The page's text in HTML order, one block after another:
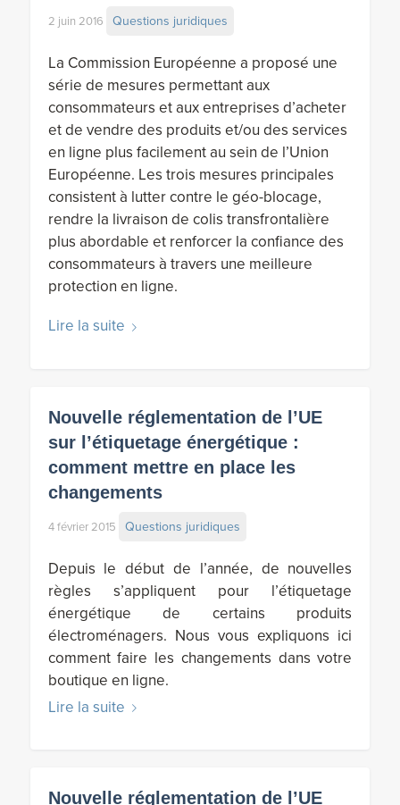
2 juin 2016 Questions juridiques
La Commission Européenne a proposé une
série de mesures permettant aux
consommateurs et aux entreprises d’acheter
et de vendre des produits et/ou des services
en ligne plus facilement au sein de l’Union
Européenne. Les trois mesures principales
consistent à lutter contre le géo-blocage,
rendre la livraison de colis transfrontalière
plus abordable et renforcer la confiance des
consommateurs à travers une meilleure
protection en ligne.
Lire la suite
Nouvelle réglementation de l’UE
sur l’étiquetage énergétique :
comment mettre en place les
changements
4 février 2015 Questions juridiques
Depuis le début de l’année, de nouvelles
règles s’appliquent pour l’étiquetage
énergétique de certains produits
électroménagers. Nous vous expliquons ici
comment faire les changements dans votre
boutique en ligne.
Lire la suite
Nouvelle réglementation de l’UE